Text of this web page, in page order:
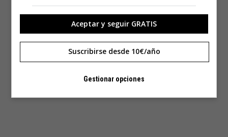
Aceptar y seguir GRATIS
Suscribirse desde 10€/año
Gestionar opciones